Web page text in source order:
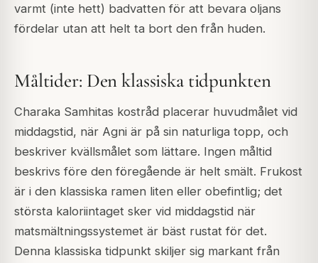
varmt (inte hett) badvatten för att bevara oljans
fördelar utan att helt ta bort den från huden.
Måltider: Den klassiska tidpunkten
Charaka Samhitas kostråd placerar huvudmålet vid
middagstid, när Agni är på sin naturliga topp, och
beskriver kvällsmålet som lättare. Ingen måltid
beskrivs före den föregående är helt smält. Frukost
är i den klassiska ramen liten eller obefintlig; det
största kaloriintaget sker vid middagstid när
matsmältningssystemet är bäst rustat för det.
Denna klassiska tidpunkt skiljer sig markant från